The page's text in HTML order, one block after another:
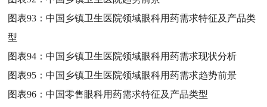
图表93：中国乡镇卫生医院领域眼科用药需求特征及产品类
型
图表94：中国乡镇卫生医院领域眼科用药需求现状分析
图表95：中国乡镇卫生医院领域眼科用药需求趋势前景
图表96：中国零售眼科用药需求特征及产品类型